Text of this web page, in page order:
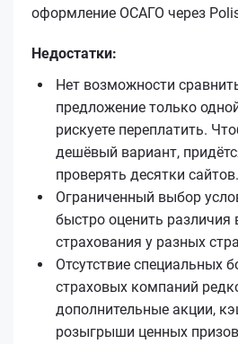
оформление ОСАГО через
Недостатки:
Нет возможности
предложение только
рискуете переплатить.
дешёвый вариант,
проверять десятки сайтов.
Ограниченный выбор
быстро оценить различия
страхования у разных
Отсутствие специальных
страховых компаний
дополнительные акции,
розыгрыши ценных